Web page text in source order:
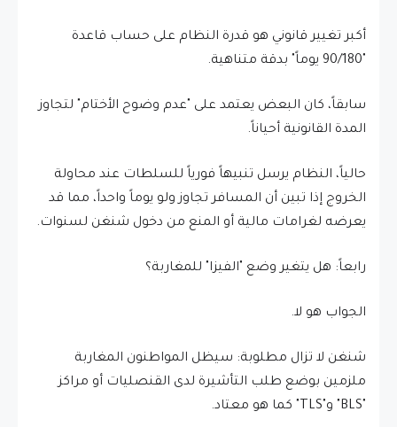
​أكبر تغيير قانوني هو قدرة النظام على حساب قاعدة
​سابقاً، كان البعض يعتمد على "عدم وضوح الأختام" لتجاوز
المدة القانونية أحياناً.
​حالياً، النظام يرسل تنبيهاً فورياً للسلطات عند محاولة
الخروج إذا تبين أن المسافر تجاوز ولو يوماً واحداً، مما قد
يعرضه لغرامات مالية أو المنع من دخول شنغن لسنوات.
​رابعاً: هل يتغير وضع "الفيزا" للمغاربة؟
​الجواب هو لا.
​شنغن لا تزال مطلوبة: سيظل المواطنون المغاربة
ملزمين بوضع طلب التأشيرة لدى القنصليات أو مراكز